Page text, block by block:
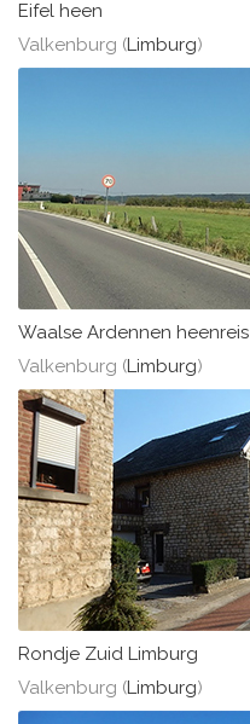
Eifel heen
Valkenburg (Limburg)
Waalse Ardennen heenreis
Valkenburg (Limburg)
Rondje Zuid Limburg
Valkenburg (Limburg)